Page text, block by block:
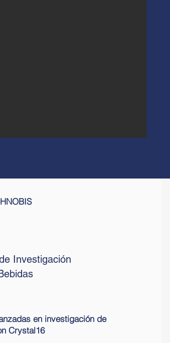
Investigación
en investigación de
Crystal16